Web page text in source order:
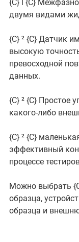
{C}l {C}
двумя видами
{C}² {C}Датчик
высокую
превосходной
данных.
{C}² {C}Простое
какого-либо
{C}² {C}
эффективный
процессе
Можно выбрать
образца,
образца и